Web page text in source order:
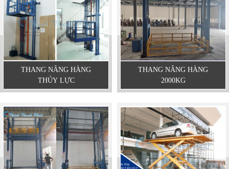
THANG NÂNG HÀNG
THỦY LỰC
THANG NÂNG HÀNG
2000KG